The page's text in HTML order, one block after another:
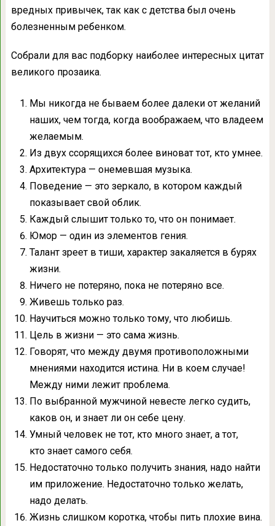
вредных привычек, так как с детства был очень
болезненным ребенком.
Собрали для вас подборку наиболее интересных цитат
великого прозаика.
Мы никогда не бываем более далеки от желаний
наших, чем тогда, когда воображаем, что владеем
желаемым.
Из двух ссорящихся более виноват тот, кто умнее.
Архитектура — онемевшая музыка.
Поведение — это зеркало, в котором каждый
показывает свой облик.
Каждый слышит только то, что он понимает.
Юмор — один из элементов гения.
Талант зреет в тиши, характер закаляется в бурях
жизни.
Ничего не потеряно, пока не потеряно все.
Живешь только раз.
Научиться можно только тому, что любишь.
Цель в жизни — это сама жизнь.
Говорят, что между двумя противоположными
мнениями находится истина. Ни в коем случае!
Между ними лежит проблема.
По выбранной мужчиной невесте легко судить,
каков он, и знает ли он себе цену.
Умный человек не тот, кто много знает, а тот,
кто знает самого себя.
Недостаточно только получить знания, надо найти
им приложение. Недостаточно только желать,
надо делать.
Жизнь слишком коротка, чтобы пить плохие вина.